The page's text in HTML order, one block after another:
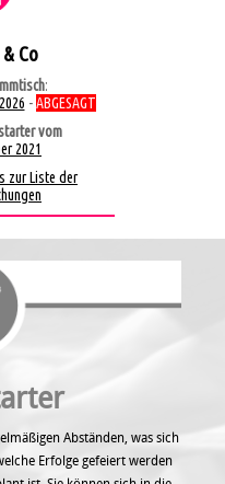
Co
:
-ABGESAGT
vom
2021
zur Liste der
Abständen, was sich
Erfolge gefeiert werden